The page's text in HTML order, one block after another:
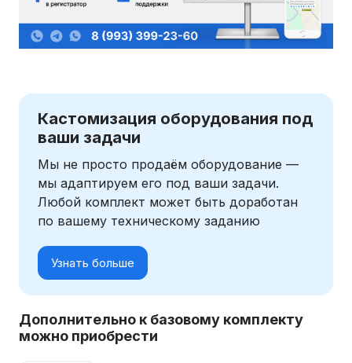
Кастомизация оборудования под
ваши задачи
Мы не просто продаём оборудование —
мы адаптируем его под ваши задачи.
Любой комплект может быть доработан
по вашему техническому заданию
Узнать больше
Дополнительно к базовому комплекту
можно приобрести